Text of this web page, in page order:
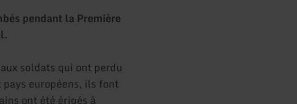
pendant la Première
soldats qui ont perdu
européens, ils font
ont été érigés à